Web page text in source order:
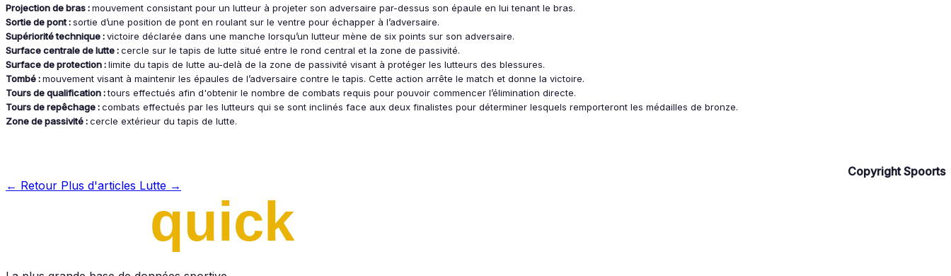
Projection de bras :mouvement consistant pour un lutteur à projeter son adversaire par-dessus son épaule en lui tenant le bras.
Sortie de pont :sortie d’une position de pont en roulant sur le ventre pour échapper à l’adversaire.
Supériorité technique :victoire déclarée dans une manche lorsqu’un lutteur mène de six points sur son adversaire.
Surface centrale de lutte :cercle sur le tapis de lutte situé entre le rond central et la zone de passivité.
Surface de protection :limite du tapis de lutte au-delà de la zone de passivité visant à protéger les lutteurs des blessures.
Tombé :mouvement visant à maintenir les épaules de l’adversaire contre le tapis. Cette action arrête le match et donne la victoire.
Tours de qualification :tours effectués afin d'obtenir le nombre de combats requis pour pouvoir commencer l’élimination directe.
Tours de repêchage :combats effectués par les lutteurs qui se sont inclinés face aux deux finalistes pour déterminer lesquels remporteront les médailles de bronze.
Zone de passivité :cercle extérieur du tapis de lutte.
Copyright Spoorts
← Retour Plus d'articles Lutte →